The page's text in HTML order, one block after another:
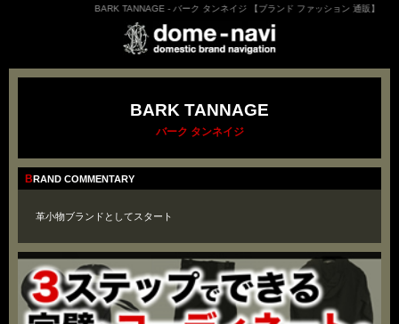
BARK TANNAGE - バーク タンネイジ 【ブランド ファッション 通販】
BARK TANNAGE
バーク タンネイジ
BRAND COMMENTARY
革小物ブランドとしてスタート